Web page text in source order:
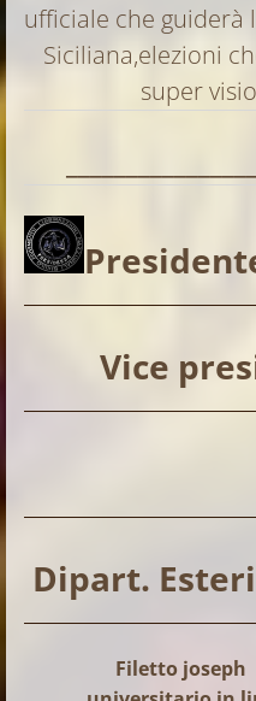
ufficiale che guiderà
Siciliana,elezioni
super
Vice
Dipart. Esteri
Filetto joseph